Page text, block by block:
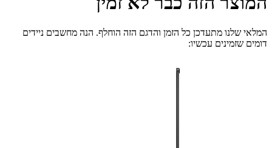
המלאי שלנו מתעדכן כל הזמן והדגם הזה הוחלף. הנה מחשבים ניידים
דומים שזמינים עכשיו: